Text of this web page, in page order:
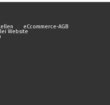
eCcommerce-AGB
Website